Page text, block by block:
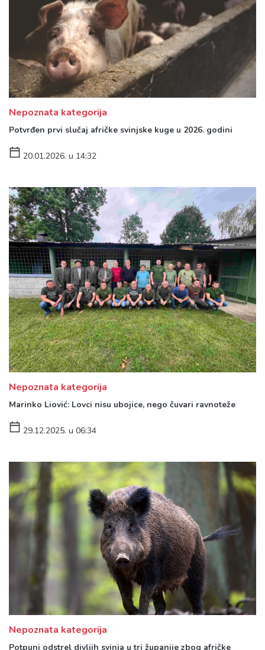
Nepoznata kategorija
Potvrđen prvi slučaj afričke svinjske kuge u 2026. godini
20.01.2026. u 14:32
Nepoznata kategorija
Marinko Liović: Lovci nisu ubojice, nego čuvari ravnoteže
29.12.2025. u 06:34
Nepoznata kategorija
Potpuni odstrel divljih svinja u tri županije zbog afričke